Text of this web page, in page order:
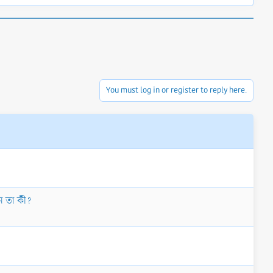
You must log in or register to reply here.
তা কী?